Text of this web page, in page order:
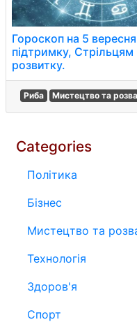
Гороскоп на 5
підтримку,
розвитку.
Риба Мистецтво та
Categories
Політика
Бізнес
Мистецтво та
Технологія
Здоров'я
Спорт